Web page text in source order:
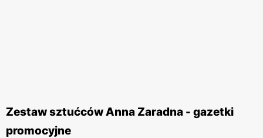
Zestaw sztućców Anna Zaradna - gazetki
promocyjne